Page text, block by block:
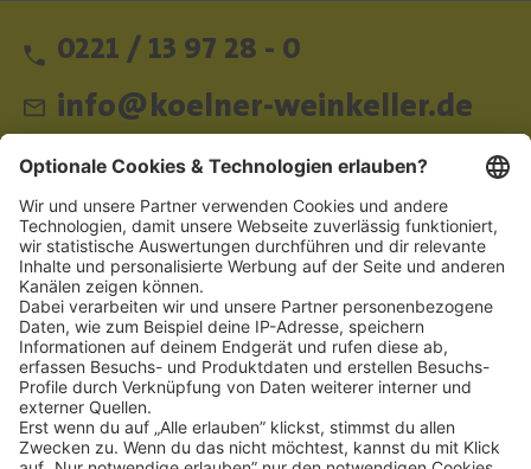
0221 / 13 97 28 - 0
info@koelner-weinkeller.de
Schnellzugriff
ZAHLUNGSMETHODEN
SOCIAL
NEWSLETTER